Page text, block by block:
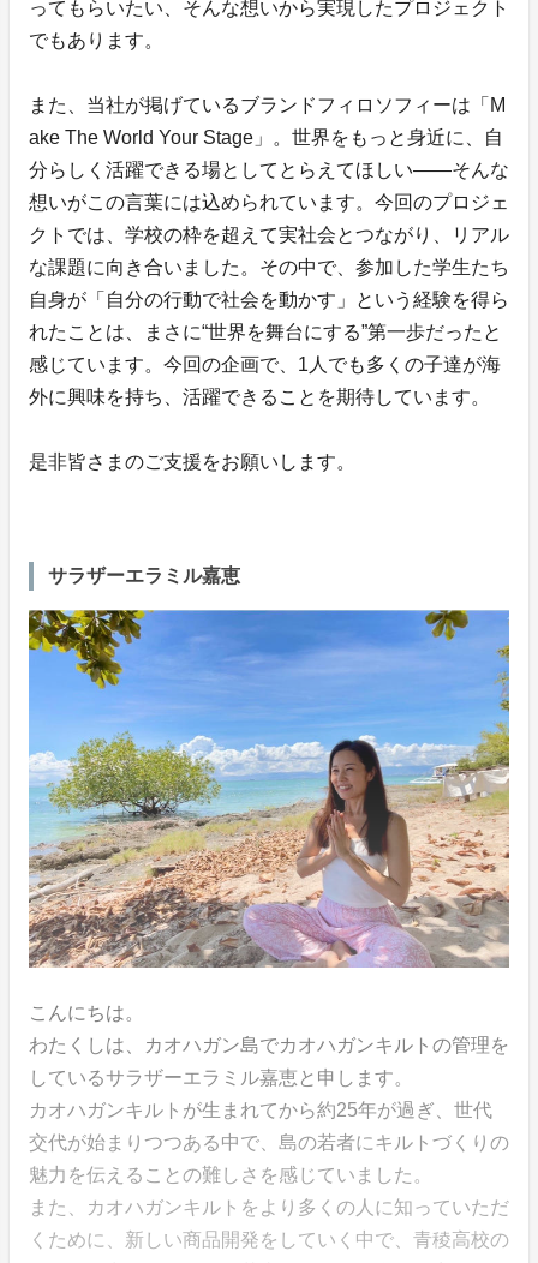
ってもらいたい、そんな想いから実現したプロジェクト
でもあります。
また、当社が掲げているブランドフィロソフィーは「M
ake The World Your Stage」。世界をもっと身近に、自
分らしく活躍できる場としてとらえてほしい――そんな
想いがこの言葉には込められています。今回のプロジェ
クトでは、学校の枠を超えて実社会とつながり、リアル
な課題に向き合いました。その中で、参加した学生たち
自身が「自分の行動で社会を動かす」という経験を得ら
れたことは、まさに“世界を舞台にする”第一歩だったと
感じています。今回の企画で、1人でも多くの子達が海
外に興味を持ち、活躍できることを期待しています。
是非皆さまのご支援をお願いします。
サラザーエラミル嘉恵
こんにちは。
わたくしは、カオハガン島でカオハガンキルトの管理を
しているサラザーエラミル嘉恵と申します。
カオハガンキルトが生まれてから約25年が過ぎ、世代
交代が始まりつつある中で、島の若者にキルトづくりの
魅力を伝えることの難しさを感じていました。
また、カオハガンキルトをより多くの人に知っていただ
くために、新しい商品開発をしていく中で、青稜高校の